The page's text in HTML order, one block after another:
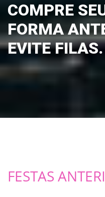
COMPRE
FORMA
EVITE FILAS.
FESTAS